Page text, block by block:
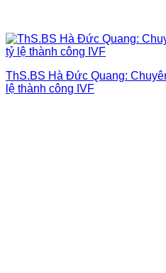
ThS.BS Hà Đức Quang:
lệ thành công IVF